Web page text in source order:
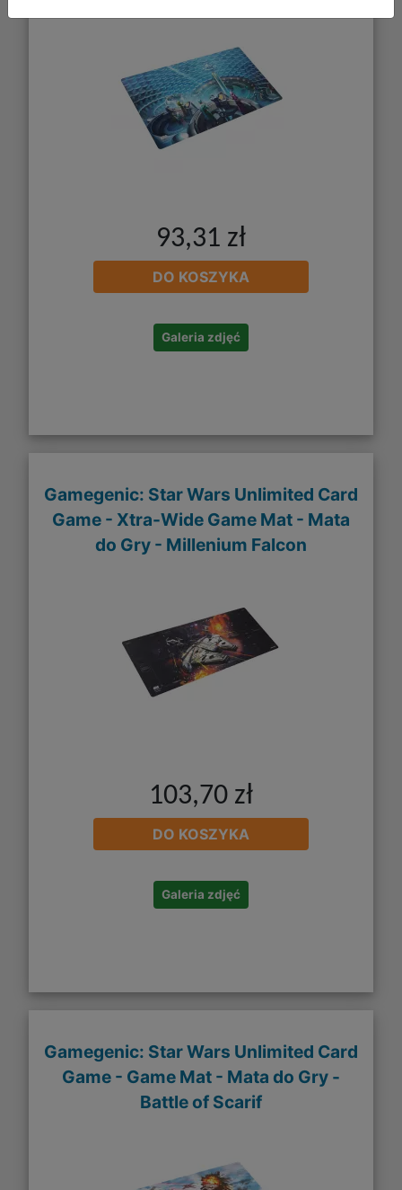
93,31 zł
DO KOSZYKA
Galeria zdjęć
Gamegenic: Star Wars Unlimited Card
Game - Xtra-Wide Game Mat - Mata
do Gry - Millenium Falcon
103,70 zł
DO KOSZYKA
Galeria zdjęć
Gamegenic: Star Wars Unlimited Card
Game - Game Mat - Mata do Gry -
Battle of Scarif